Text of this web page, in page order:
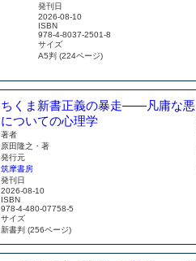
発刊日
2026-08-10
ISBN
978-4-8037-2501-8
サイズ
A5判 (224ページ)
ちくま新書正義の暴走――凡庸な悪
についての心理学
著者
原田隆之・著
発行元
筑摩書房
発刊日
2026-08-10
ISBN
978-4-480-07758-5
サイズ
新書判 (256ページ)